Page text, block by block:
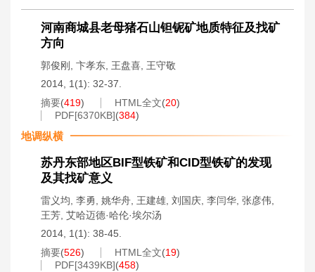
河南商城县老母猪石山钽铌矿地质特征及找矿
方向
郭俊刚 卞孝东 王盘喜 王守敬
2014, 1(1): 32-37.
摘要(419) HTML全文(20)
PDF[6370KB](384)
地调纵横
苏丹东部地区BIF型铁矿和CID型铁矿的发现
及其找矿意义
雷义均 李勇 姚华舟 王建雄 刘国庆 李闫华 张彦伟
王芳 艾哈迈德·哈伦·埃尔汤
2014, 1(1): 38-45.
摘要(526) HTML全文(19)
PDF[3439KB](458)